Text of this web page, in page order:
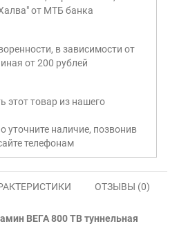
от МТБ банка
в зависимости от
от 200 рублей
этот товар из нашего
уточните наличие, позвонив
телефонам
ОТЗЫВЫ (0)
ВЕГА 800 TB туннельная